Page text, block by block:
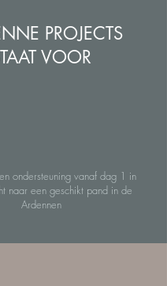
PROJECTS
VOOR
ondersteuning vanaf dag 1 in
naar een geschikt pand in de
Ardennen